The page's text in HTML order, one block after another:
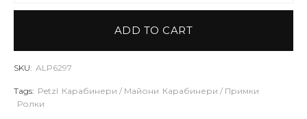
ADD TO CART
SKU: ALP6297
Tags: Petzl Карабинери / Майони Карабинери / Примки
Ролки